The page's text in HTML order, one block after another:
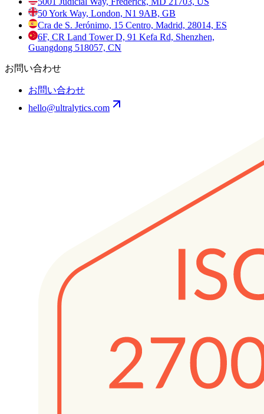
50 York Way, London, N1 9AB, GB
Cra de S. Jerónimo, 15 Centro, Madrid, 28014, ES
6F, CR Land Tower D, 91 Kefa Rd, Shenzhen,
Guangdong 518057, CN
お問い合わせ
お問い合わせ
hello@ultralytics.com